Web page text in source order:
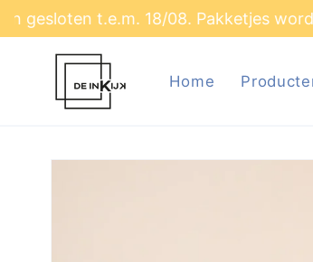
18/08. Pakketjes worden in deze
naar de
content
Home